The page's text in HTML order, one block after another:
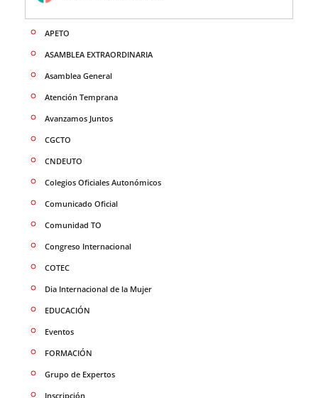
APETO
ASAMBLEA EXTRAORDINARIA
Asamblea General
Atención Temprana
Avanzamos Juntos
CGCTO
CNDEUTO
Colegios Oficiales Autonómicos
Comunicado Oficial
Comunidad TO
Congreso Internacional
COTEC
Dia Internacional de la Mujer
EDUCACIÓN
Eventos
FORMACIÓN
Grupo de Expertos
Inscripción